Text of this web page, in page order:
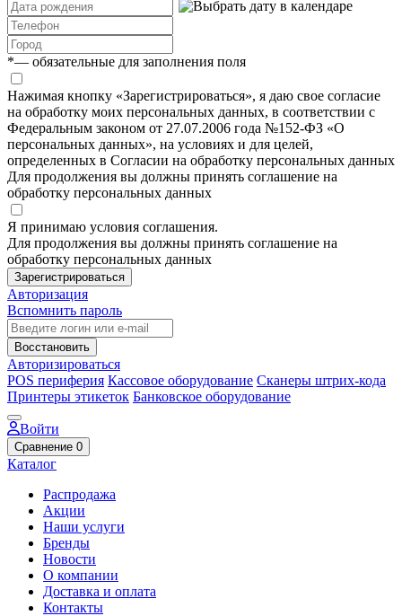
*— обязательные для заполнения поля
Нажимая кнопку «Зарегистрироваться», я даю свое согласие
на обработку моих персональных данных, в соответствии с
Федеральным законом от 27.07.2006 года №152-ФЗ «О
персональных данных», на условиях и для целей,
определенных в Согласии на обработку персональных данных
Для продолжения вы должны принять соглашение на
обработку персональных данных
Я принимаю условия соглашения.
Для продолжения вы должны принять соглашение на
обработку персональных данных
Зарегистрироваться
Авторизация
Вспомнить пароль
Восстановить
Авторизироваться
POS периферия Кассовое оборудование Сканеры штрих-кода
Принтеры этикеток Банковское оборудование
Войти
Сравнение 0
Каталог
Распродажа
Акции
Наши услуги
Бренды
Новости
О компании
Доставка и оплата
Контакты